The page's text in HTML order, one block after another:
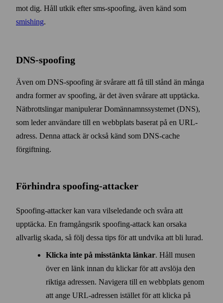
mot dig. Håll utkik efter sms-spoofing, även känd som
smishing.
DNS-spoofing
Även om DNS-spoofing är svårare att få till stånd än många
andra former av spoofing, är det även svårare att upptäcka.
Nät­brottslingar manipulerar Domän­namns­systemet (DNS),
som leder användare till en webb­plats baserat på en URL-
adress. Denna attack är också känd som DNS-cache
förgiftning.
Förhindra spoofing-attacker
Spoofing-attacker kan vara vilse­ledande och svåra att
upptäcka. En fram­gångsrik spoofing-attack kan orsaka
allvarlig skada, så följ dessa tips för att undvika att bli lurad.
Klicka inte på misstänkta länkar. Håll musen
över en länk innan du klickar för att avslöja den
riktiga adressen. Navigera till en webb­plats genom
att ange URL-adressen istället för att klicka på